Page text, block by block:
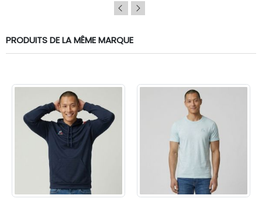
PRODUITS DE LA MÊME MARQUE